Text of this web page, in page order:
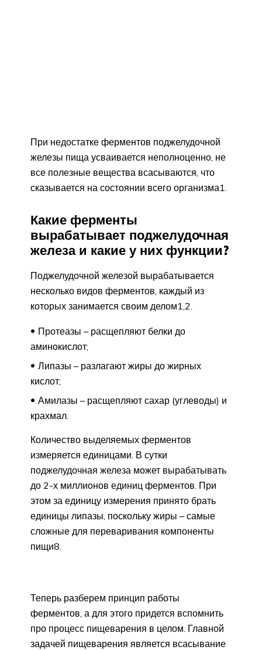
При недостатке ферментов поджелудочной
железы пища усваивается неполноценно, не
все полезные вещества всасываются, что
сказывается на состоянии всего организма1.
Какие ферменты
вырабатывает поджелудочная
железа и какие у них функции?
Поджелудочной железой вырабатывается
несколько видов ферментов, каждый из
которых занимается своим делом1,2.
Протеазы – расщепляют белки до
аминокислот;
Липазы – разлагают жиры до жирных
кислот;
Амилазы – расщепляют сахар (углеводы) и
крахмал.
Количество выделяемых ферментов
измеряется единицами. В сутки
поджелудочная железа может вырабатывать
до 2-х миллионов единиц ферментов. При
этом за единицу измерения принято брать
единицы липазы, поскольку жиры – самые
сложные для переваривания компоненты
пищи8.
Теперь разберем принцип работы
ферментов, а для этого придется вспомнить
про процесс пищеварения в целом. Главной
задачей пищеварения является всасывание